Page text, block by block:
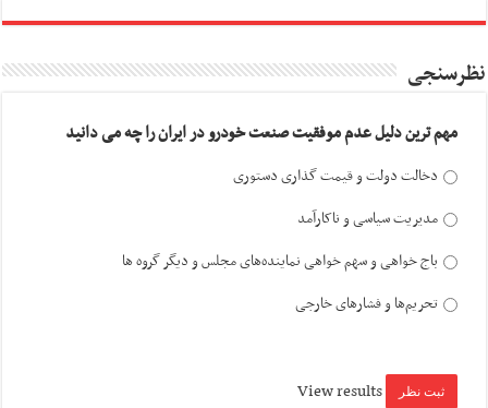
نظرسنجی
مهم ترین دلیل عدم موفقیت صنعت خودرو در ایران را چه می دانید
دخالت دولت و قیمت گذاری دستوری
مدیریت سیاسی و ناکارآمد
باج خواهی و سهم خواهی نماینده‌های مجلس و دیگر گروه ها
تحریم‌ها و فشارهای خارجی
View results